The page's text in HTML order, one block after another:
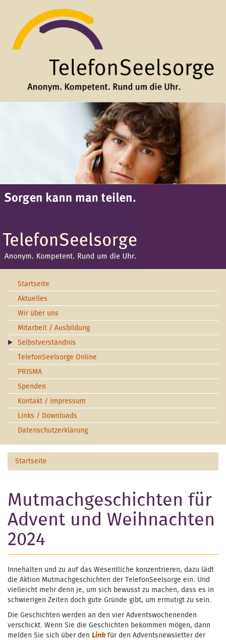
Startseite
Aktuelles
Wir über uns
Mitarbeit / Ausbildung
Selbstverständnis
TelefonSeelsorge Online
PRISMA
Spenden
Kontakt / Impressum
Links / Downloads
Datenschutzerklärung
Startseite
Mutmachgeschichten für
Advent und Weihnachten
2024
Innehalten und zu auf das Wesentliche konzentrieren, dazu lädt
die Aktion Mutmachgeschichten der TelefonSeelsorge ein. Und
vielleicht mehr denn je, um sich bewusst zu machen, dass es in
schwierigen Zeiten doch gute Gründe gibt, um ermutigt zu sein.
Die Geschichten werden an den vier Adventswochenenden
verschickt. Wenn Sie die Geschichten bekommen mögen, dann
melden Sie sich über den Link für den Adventsnewsletter der